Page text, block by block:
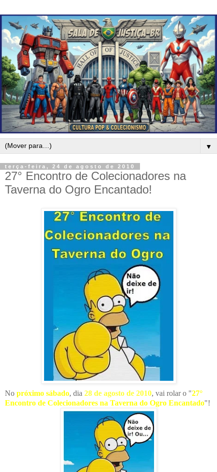
▼
terça-feira, 24 de agosto de 2010
27° Encontro de Colecionadores na
Taverna do Ogro Encantado!
No próximo sábado, dia 28 de agosto de 2010, vai rolar o "27°
Encontro de Colecionadores na Taverna do Ogro Encantado"!